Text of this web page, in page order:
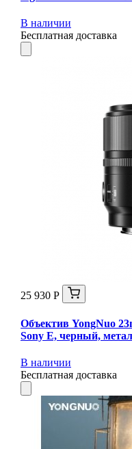
В наличии
Бесплатная доставка
25 930 Р
Объектив YongNuo
Sony E, черный,
В наличии
Бесплатная доставка